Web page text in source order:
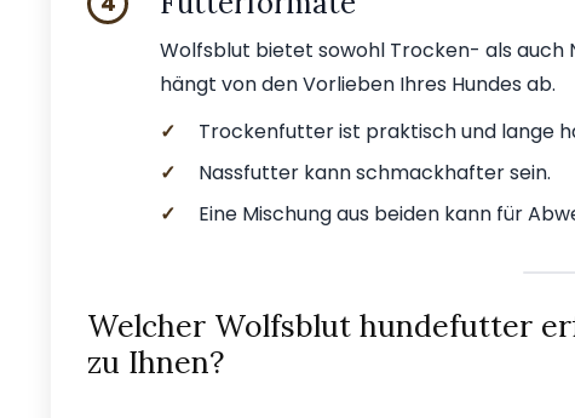
Wolfsblut bietet sowohl Trocken- als auch
hängt von den Vorlieben Ihres Hundes ab.
✓
Trockenfutter ist praktisch und lange
✓
Nassfutter kann schmackhafter sein.
✓
Eine Mischung aus beiden kann für
Welcher Wolfsblut hundefutter
zu Ihnen?